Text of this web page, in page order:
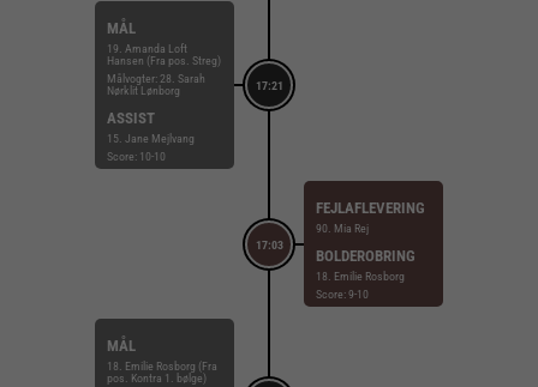
17:21
MÅL
19. Amanda Loft
Hansen (Fra pos. Streg)
Målvogter: 28. Sarah
Nørklit Lønborg
ASSIST
15. Jane Mejlvang
Score: 10-10
17:03
FEJLAFLEVERING
90. Mia Rej
BOLDEROBRING
18. Emilie Rosborg
Score: 9-10
MÅL
18. Emilie Rosborg (Fra
pos. Kontra 1. bølge)